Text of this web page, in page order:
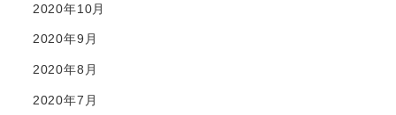
2020年10月
2020年9月
2020年8月
2020年7月